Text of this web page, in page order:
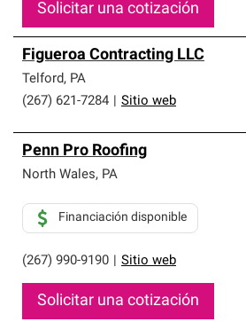
Solicitar una cotización
Figueroa Contracting LLC
Telford, PA
(267) 621-7284
Sitio web
Penn Pro Roofing
North Wales, PA
(267) 990-9190 Sitio web
Financiación disponible
Solicitar una cotización